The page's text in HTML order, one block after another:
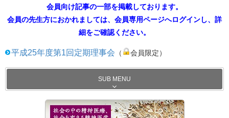
会員向け記事の一部を掲載しております。
会員の先生方におかれましては、会員専用ページへログインし、詳
細をご確認ください。
平成25年度第1回定期理事会 （ 会員限定）
SUB MENU